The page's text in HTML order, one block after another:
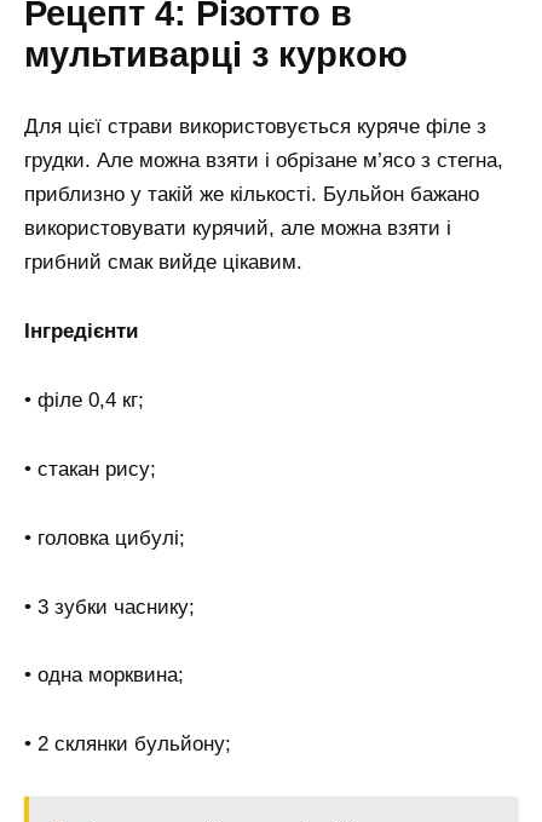
Рецепт 4: Різотто в
мультиварці з куркою
Для цієї страви використовується куряче філе з
грудки. Але можна взяти і обрізане м’ясо з стегна,
приблизно у такій же кількості. Бульйон бажано
використовувати курячий, але можна взяти і
грибний смак вийде цікавим.
Інгредієнти
• філе 0,4 кг;
• стакан рису;
• головка цибулі;
• 3 зубки часнику;
• одна морквина;
• 2 склянки бульйону;